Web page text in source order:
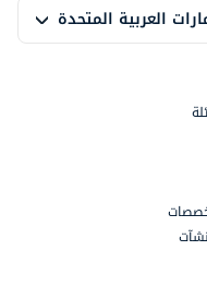
العربية المتحدة